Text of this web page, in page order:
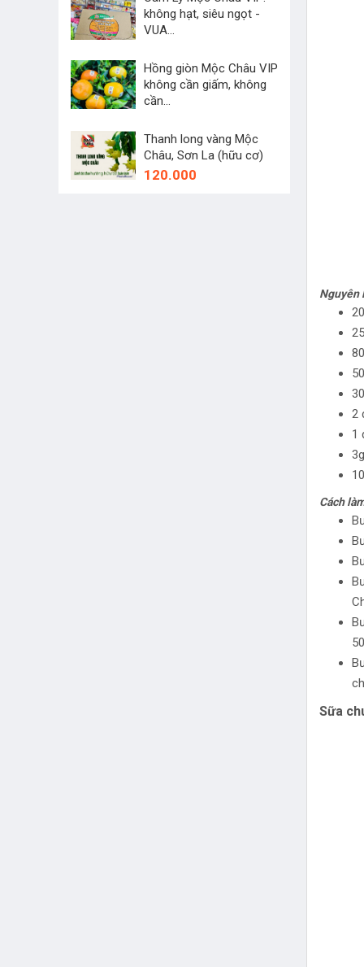
Nguyên
2
1
Cách
Sữa
không hạt, siêu ngọt -
VUA...
Hồng giòn Mộc Châu VIP
không cần giấm, không
cần...
Thanh long vàng Mộc
Châu, Sơn La (hữu cơ)
120.000